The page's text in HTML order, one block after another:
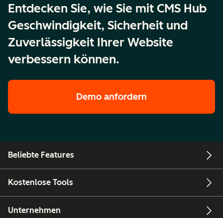
Entdecken Sie, wie Sie mit CMS Hub
Geschwindigkeit, Sicherheit und
Zuverlässigkeit Ihrer Website
verbessern können.
Demo anfordern
Beliebte Features
Kostenlose Tools
Unternehmen